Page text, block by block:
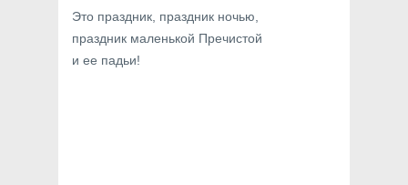
Это праздник, праздник ночью,
праздник маленькой Пречистой
и ее падьи!